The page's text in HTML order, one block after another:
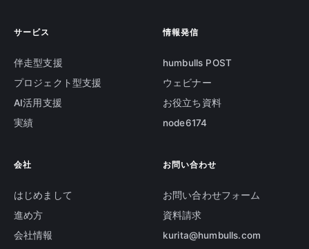
サービス
伴走型支援
プロジェクト型支援
AI活用支援
実績
情報発信
humbulls POST
ウェビナー
お役立ち資料
node6174
会社
はじめまして
進め方
会社情報
お問い合わせ
お問い合わせフォーム
資料請求
kurita@humbulls.com